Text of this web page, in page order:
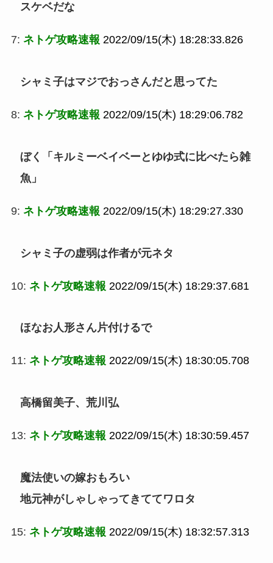
スケベだな
7: ネトゲ攻略速報 2022/09/15(木) 18:28:33.826
シャミ子はマジでおっさんだと思ってた
8: ネトゲ攻略速報 2022/09/15(木) 18:29:06.782
ぼく「キルミーベイベーとゆゆ式に比べたら雑
魚」
9: ネトゲ攻略速報 2022/09/15(木) 18:29:27.330
シャミ子の虚弱は作者が元ネタ
10: ネトゲ攻略速報 2022/09/15(木) 18:29:37.681
ほなお人形さん片付けるで
11: ネトゲ攻略速報 2022/09/15(木) 18:30:05.708
高橋留美子、荒川弘
13: ネトゲ攻略速報 2022/09/15(木) 18:30:59.457
魔法使いの嫁おもろい
地元神がしゃしゃってきててワロタ
15: ネトゲ攻略速報 2022/09/15(木) 18:32:57.313